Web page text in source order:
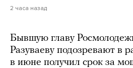
2 часа назад
Бывшую главу
Разуваеву подозревают в
в июне получил срок за